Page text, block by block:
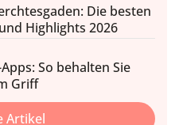
Die besten
Highlights 2026
So behalten Sie
Griff
Artikel